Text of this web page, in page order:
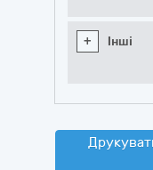
+ Інші